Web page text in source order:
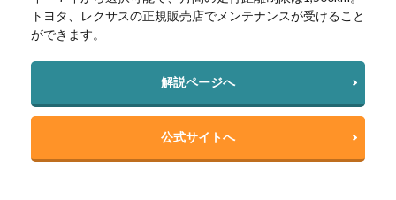
トヨタ、レクサスの正規販売店でメンテナンスが受けること
ができます。
解説ページへ
公式サイトへ